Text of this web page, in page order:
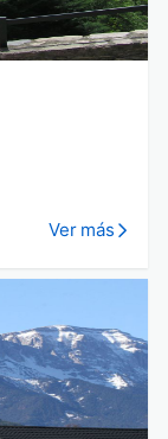
Ver más